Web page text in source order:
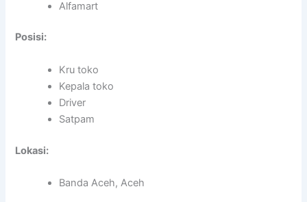
Alfamart
Posisi:
Kru toko
Kepala toko
Driver
Satpam
Lokasi:
Banda Aceh, Aceh